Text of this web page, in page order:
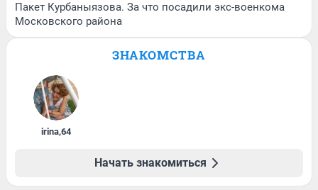
Пакет Курбаныязова. За что посадили экс-военкома
Московского района
ЗНАКОМСТВА
irina,64
Начать знакомиться